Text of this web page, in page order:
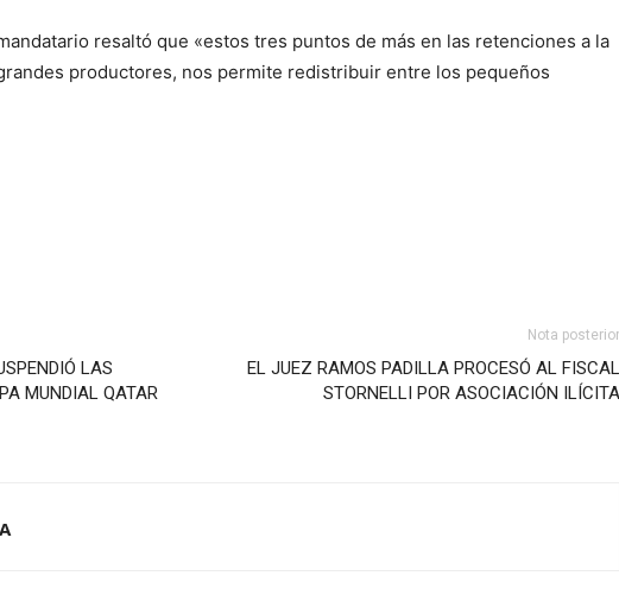
resaltó que «estos tres puntos de más en las retenciones a la
productores, nos permite redistribuir entre los pequeños
LAS
MUNDIAL QATAR
Nota posterior
EL JUEZ RAMOS PADILLA PROCESÓ AL FISCAL
STORNELLI POR ASOCIACIÓN ILÍCITA